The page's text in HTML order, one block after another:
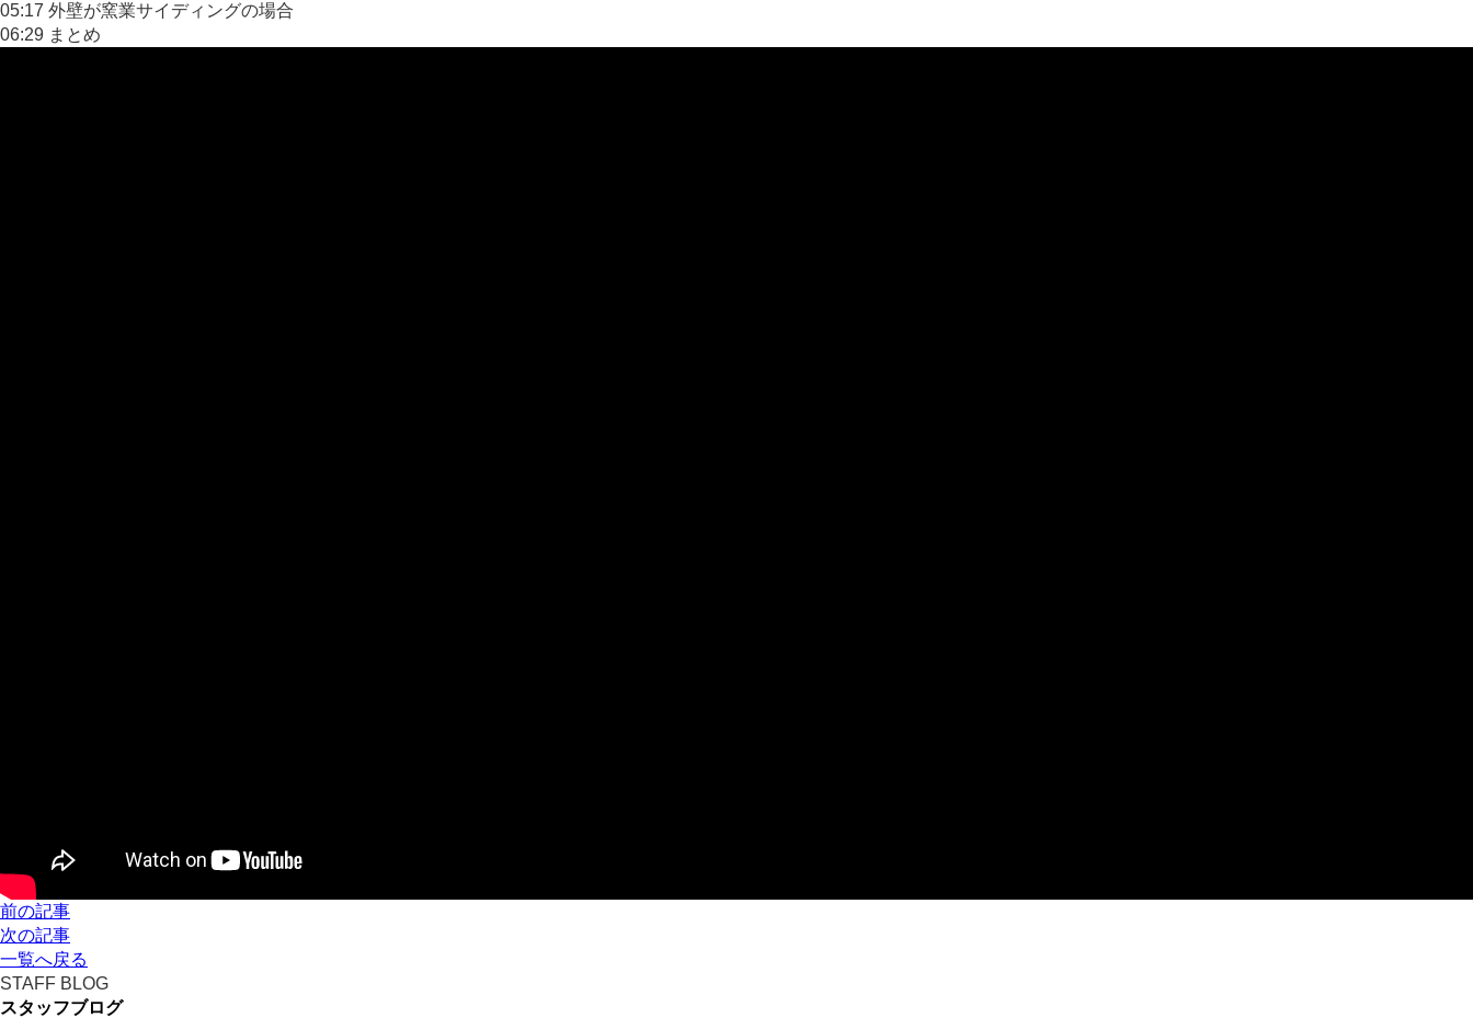
05:17 外壁が窯業サイディングの場合
06:29 まとめ
前の記事
次の記事
一覧へ戻る
STAFF BLOG
スタッフブログ